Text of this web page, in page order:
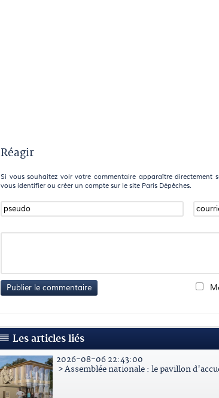
Réagir
Si vous souhaitez voir votre commentaire apparaître
vous identifier ou créer un compte sur le site Paris Dépêches.
Publier le commentaire
Les articles liés
2026-08-06 22:43:00
> Assemblée nationale : le pavillon